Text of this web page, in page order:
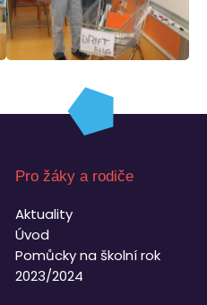
Pro žáky a rodiče
Aktuality
Úvod
Pomůcky na školní rok
2023/2024